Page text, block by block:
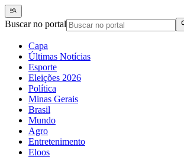
Buscar no portal
Capa
Últimas Notícias
Esporte
Eleições 2026
Política
Minas Gerais
Brasil
Mundo
Agro
Entretenimento
Eloos